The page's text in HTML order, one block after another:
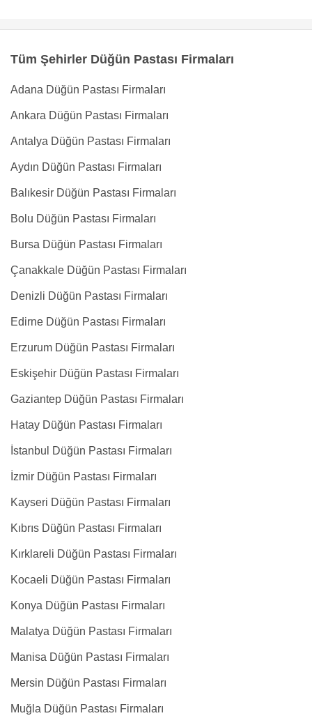
Tüm Şehirler Düğün Pastası Firmaları
Adana Düğün Pastası Firmaları
Ankara Düğün Pastası Firmaları
Antalya Düğün Pastası Firmaları
Aydın Düğün Pastası Firmaları
Balıkesir Düğün Pastası Firmaları
Bolu Düğün Pastası Firmaları
Bursa Düğün Pastası Firmaları
Çanakkale Düğün Pastası Firmaları
Denizli Düğün Pastası Firmaları
Edirne Düğün Pastası Firmaları
Erzurum Düğün Pastası Firmaları
Eskişehir Düğün Pastası Firmaları
Gaziantep Düğün Pastası Firmaları
Hatay Düğün Pastası Firmaları
İstanbul Düğün Pastası Firmaları
İzmir Düğün Pastası Firmaları
Kayseri Düğün Pastası Firmaları
Kıbrıs Düğün Pastası Firmaları
Kırklareli Düğün Pastası Firmaları
Kocaeli Düğün Pastası Firmaları
Konya Düğün Pastası Firmaları
Malatya Düğün Pastası Firmaları
Manisa Düğün Pastası Firmaları
Mersin Düğün Pastası Firmaları
Muğla Düğün Pastası Firmaları